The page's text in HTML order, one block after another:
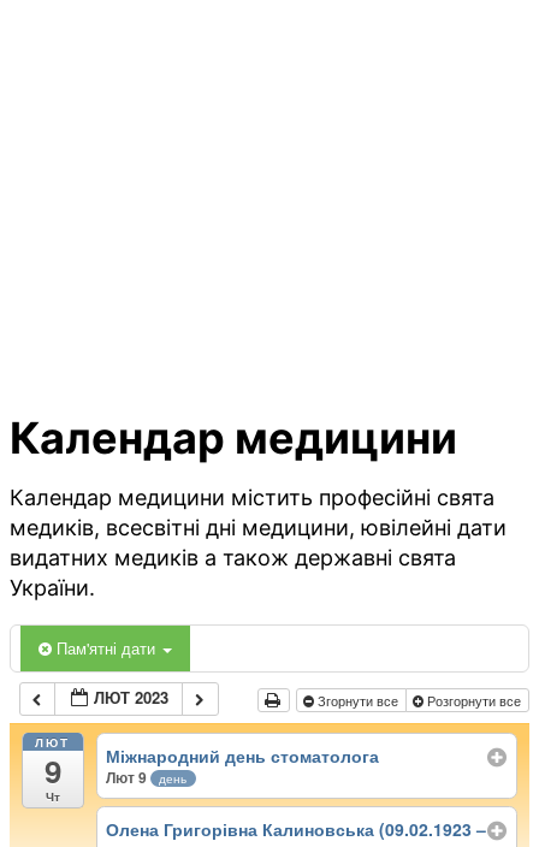
Календар медицини
Календар медицини містить професійні свята
медиків, всесвітні дні медицини, ювілейні дати
видатних медиків а також державні свята
України.
Пам'ятні дати
ЛЮТ 2023 Згорнути все Розгорнути все
ЛЮТ
9
Чт
Міжнародний день стоматолога
Лют 9 день
Олена Григорівна Калиновська (09.02.1923 –